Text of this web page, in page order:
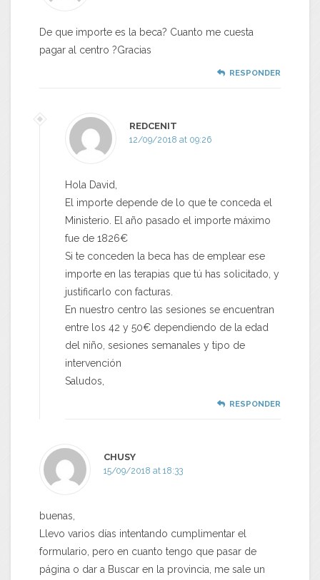
De que importe es la beca? Cuanto me cuesta
pagar al centro ?Gracias
RESPONDER
REDCENIT
12/09/2018 at 09:26
Hola David,
El importe depende de lo que te conceda el
Ministerio. El año pasado el importe máximo
fue de 1826€
Si te conceden la beca has de emplear ese
importe en las terapias que tú has solicitado, y
justificarlo con facturas.
En nuestro centro las sesiones se encuentran
entre los 42 y 50€ dependiendo de la edad
del niño, sesiones semanales y tipo de
intervención
Saludos,
RESPONDER
CHUSY
15/09/2018 at 18:33
buenas,
Llevo varios días intentando cumplimentar el
formulario, pero en cuanto tengo que pasar de
página o dar a Buscar en la provincia, me sale un